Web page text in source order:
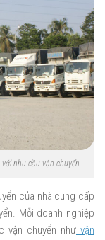
nhu cầu vận chuyển
của nhà cung cấp
Mỗi doanh nghiệp
vận chuyển như vận